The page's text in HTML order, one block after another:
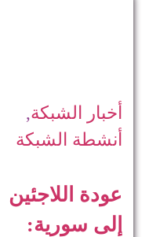
أخبار الشبكة,
أنشطة الشبكة
عودة اللاجئين
إلى سورية: